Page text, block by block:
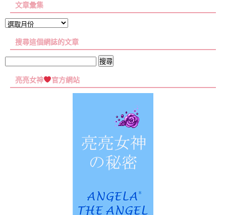
文章彙集
文
彙
搜尋這個網誌的文章
關
亮亮女神 官方網站